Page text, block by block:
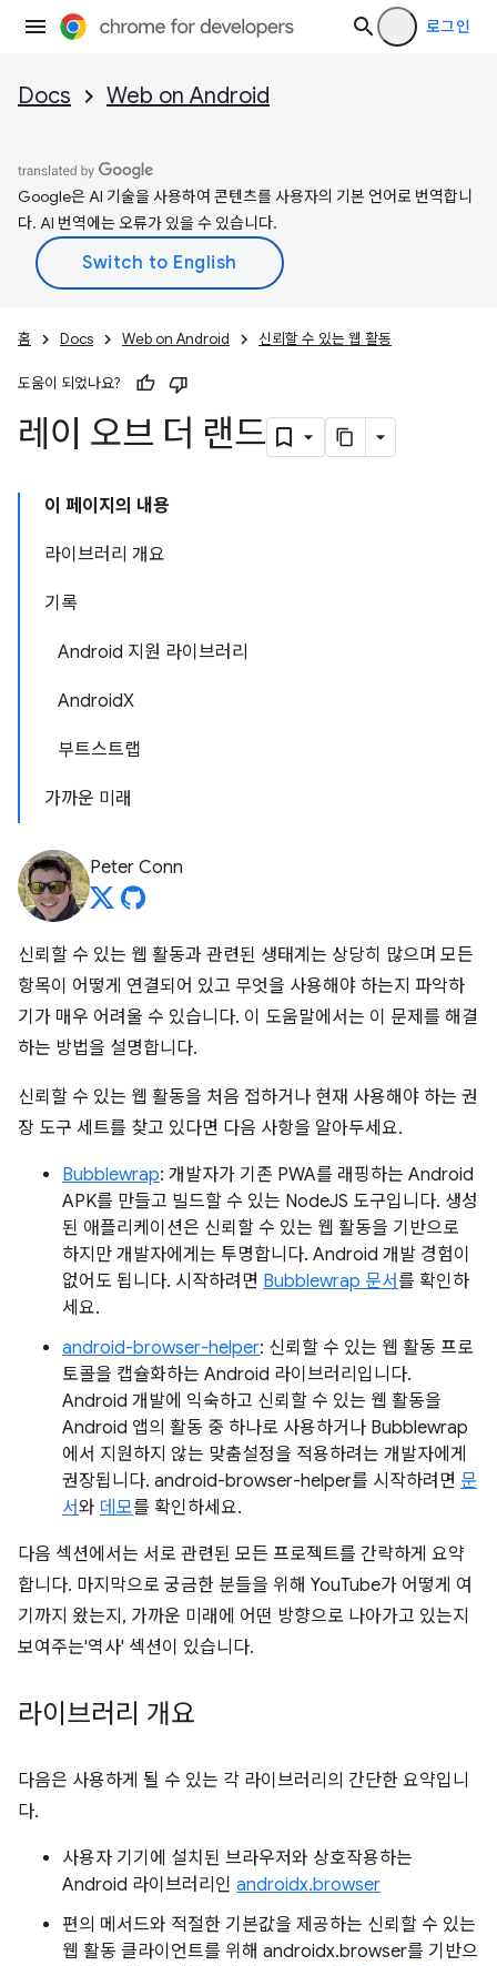
로그인
Docs Web on Android
Google은 AI 기술을 사용하여 콘텐츠를 사용자의 기본 언어로 번역합니
다. AI 번역에는 오류가 있을 수 있습니다.
홈 Docs Web on Android 신뢰할 수 있는 웹 활동
도움이 되었나요?
레이 오브 더 랜드
이 페이지의 내용
라이브러리 개요
기록
Android 지원 라이브러리
AndroidX
부트스트랩
가까운 미래
Peter Conn
신뢰할 수 있는 웹 활동과 관련된 생태계는 상당히 많으며 모든
항목이 어떻게 연결되어 있고 무엇을 사용해야 하는지 파악하
기가 매우 어려울 수 있습니다. 이 도움말에서는 이 문제를 해결
하는 방법을 설명합니다.
신뢰할 수 있는 웹 활동을 처음 접하거나 현재 사용해야 하는 권
장 도구 세트를 찾고 있다면 다음 사항을 알아두세요.
Bubblewrap: 개발자가 기존 PWA를 래핑하는 Android
APK를 만들고 빌드할 수 있는 NodeJS 도구입니다. 생성
된 애플리케이션은 신뢰할 수 있는 웹 활동을 기반으로
하지만 개발자에게는 투명합니다. Android 개발 경험이
없어도 됩니다. 시작하려면 Bubblewrap 문서를 확인하
세요.
android-browser-helper: 신뢰할 수 있는 웹 활동 프로
토콜을 캡슐화하는 Android 라이브러리입니다.
Android 개발에 익숙하고 신뢰할 수 있는 웹 활동을
Android 앱의 활동 중 하나로 사용하거나 Bubblewrap
에서 지원하지 않는 맞춤설정을 적용하려는 개발자에게
권장됩니다. android-browser-helper를 시작하려면 문
서와 데모를 확인하세요.
다음 섹션에서는 서로 관련된 모든 프로젝트를 간략하게 요약
합니다. 마지막으로 궁금한 분들을 위해 YouTube가 어떻게 여
기까지 왔는지, 가까운 미래에 어떤 방향으로 나아가고 있는지
보여주는'역사' 섹션이 있습니다.
라이브러리 개요
다음은 사용하게 될 수 있는 각 라이브러리의 간단한 요약입니
다.
사용자 기기에 설치된 브라우저와 상호작용하는
Android 라이브러리인 androidx.browser
편의 메서드와 적절한 기본값을 제공하는 신뢰할 수 있는
웹 활동 클라이언트를 위해 androidx.browser를 기반으